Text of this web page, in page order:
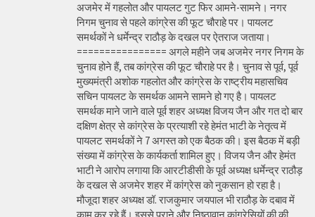
अजमेर में गहलोत और पायलट गुट फिर आमने-सामने। नगर
निगम चुनाव से पहले कांग्रेस की फूट चौराहे पर। पायलट
समर्थकों ने धर्मेन्द्र राठौड़ के दखल पर ऐतराज जताया।
================ अगले महीने जब अजमेर नगर निगम के
चुनाव होने हैं, तब कांग्रेस की फूट चौराहे पर है। चुनाव से पूर्व, पूर्व
मुख्यमंत्री अशोक गहलोत और कांग्रेस के राष्ट्रीय महासचिव
सचिन पायलट के समर्थक आमने सामने हो गए है। पायलट
समर्थक माने जाने वाले पूर्व शहर अध्यक्ष विजय जैन और गत दो बार
दक्षिण क्षेत्र से कांग्रेस के प्रत्याशी रहे हेमंत भाटी के नेतृत्व में
पायलट समर्थकों ने 7 अगस्त को एक बैठक की। इस बैठक में बड़ी
संख्या में कांग्रेस के कार्यकर्ता शामिल हुए। विजय जैन और हेमंत
भाटी ने आरोप लगाया कि आरटीडीसी के पूर्व अध्यक्ष धर्मेन्द्र राठौड़
के दखल से अजमेर शहर में कांग्रेस को नुकसान हो रहा है।
मौजूदा शहर अध्यक्ष डॉ. राजकुमार जयपाल भी राठौड़ के दबाव में